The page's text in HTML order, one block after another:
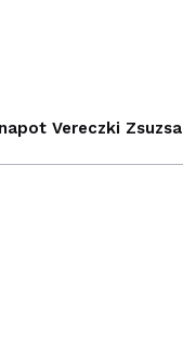
Vereczki Zsuzsa